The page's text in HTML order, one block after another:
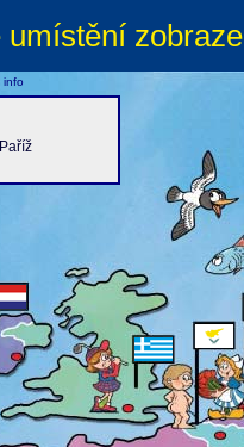
umístění
info